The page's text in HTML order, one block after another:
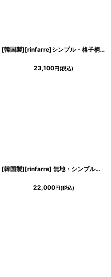
[韓国製][rinfarre]シンプル・格子柄×立体生地・ラメ・エレガント・ノースリーブ・マーメイド・ロングドレス[山崎みどり・MIRIN着用]《送料＆代引き手数料無料》myrd
23,100円(税込)
[韓国製][rinfarre] 無地・シンプル・ポイントジュエリー・サイドスリット・ノースリーブ・タイト・ロングドレス[薗田杏奈・MIRIN着用]《送料＆代引き手数料無料》
22,000円(税込)